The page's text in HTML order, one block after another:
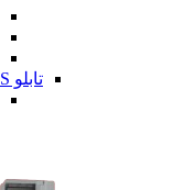
تابلو ABS